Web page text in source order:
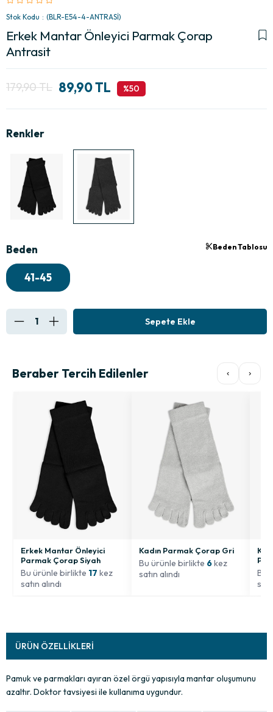
Stok Kodu (BLR-E54-4-ANTRASİ)
Erkek Mantar Önleyici Parmak Çorap
Antrasit
179,90 TL 89,90 TL 50
Beden
41-45
Beden Tablosu
Beraber Tercih Edilenler ‹ ›
Erkek Mantar Önleyici
Parmak Çorap Siyah
Bu ürünle birlikte 17 kez
satın alındı
Kadın Parmak Çorap Gri
Bu ürünle birlikte 6kez
satın alındı
Bu
ÜRÜN ÖZELLIKLERI
Pamuk ve parmakları ayıran özel örgü yapısıyla mantar oluşumunu
azaltır. Doktor tavsiyesi ile kullanıma uygundur.